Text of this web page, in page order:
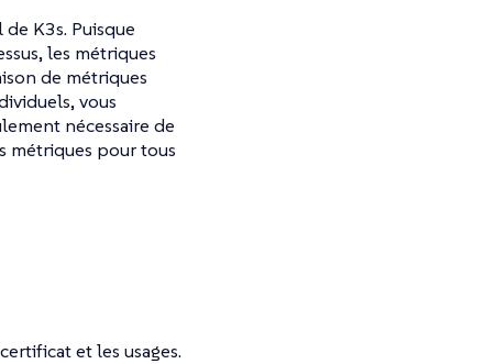
K3s. Puisque
les métriques
de métriques
vous
nécessaire de
métriques pour tous
et les usages.